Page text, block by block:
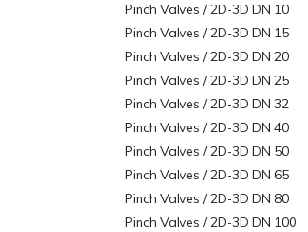
Pinch Valves / 2D-3D DN 10
Pinch Valves / 2D-3D DN 15
Pinch Valves / 2D-3D DN 20
Pinch Valves / 2D-3D DN 25
Pinch Valves / 2D-3D DN 32
Pinch Valves / 2D-3D DN 40
Pinch Valves / 2D-3D DN 50
Pinch Valves / 2D-3D DN 65
Pinch Valves / 2D-3D DN 80
Pinch Valves / 2D-3D DN 100